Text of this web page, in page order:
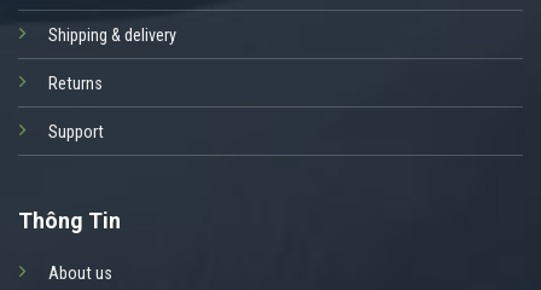
Shipping & delivery
Returns
Support
Thông Tin
About us